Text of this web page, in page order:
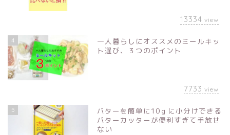
13334 view
4
一人暮らしにオススメのミールキッ
ト選び、３つのポイント
7733 view
5
バターを簡単に10ｇに小分けできる
バターカッターが便利すぎて手放せ
ない